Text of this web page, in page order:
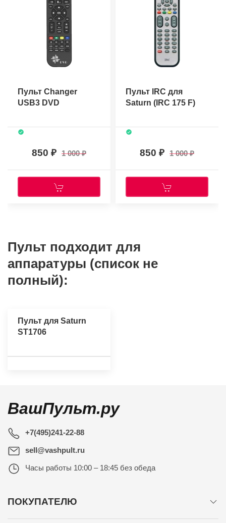
Пульт Changer
USB3 DVD
850 1 000
Пульт IRC для
Saturn (IRC 175 F)
850 1 000
Пульт подходит для
аппаратуры (список не
полный):
Пульт для Saturn
ST1706
ВашПульт.ру
+7(495)241-22-88
sell@vashpult.ru
Часы работы 10:00 – 18:45 без обеда
ПОКУПАТЕЛЮ